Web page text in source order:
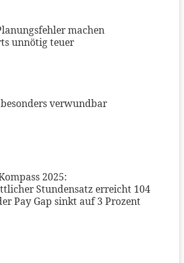
machen
unnötig teuer
verwundbar
2025:
Stundensatz erreicht 104
Pay Gap sinkt auf 3 Prozent